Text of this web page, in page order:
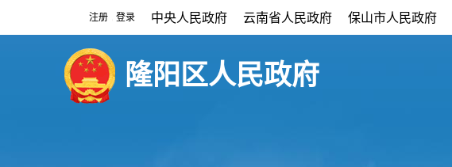
注册 登录 中央人民政府 云南省人民政府 保山市人民政府
隆阳区人民政府